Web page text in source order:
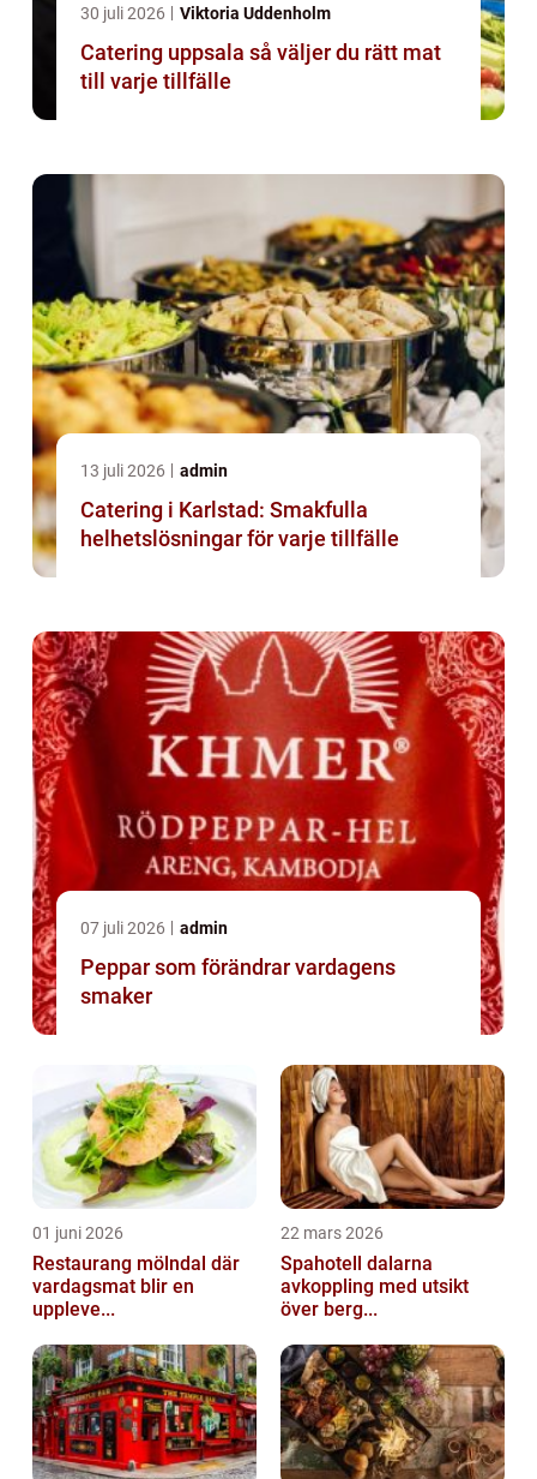
30 juli 2026 Viktoria Uddenholm
Catering uppsala så väljer du rätt mat
till varje tillfälle
13 juli 2026 admin
Catering i Karlstad: Smakfulla
helhetslösningar för varje tillfälle
07 juli 2026 admin
Peppar som förändrar vardagens
smaker
01 juni 2026
Restaurang mölndal där
vardagsmat blir en
uppleve...
22 mars 2026
Spahotell dalarna
avkoppling med utsikt
över berg...